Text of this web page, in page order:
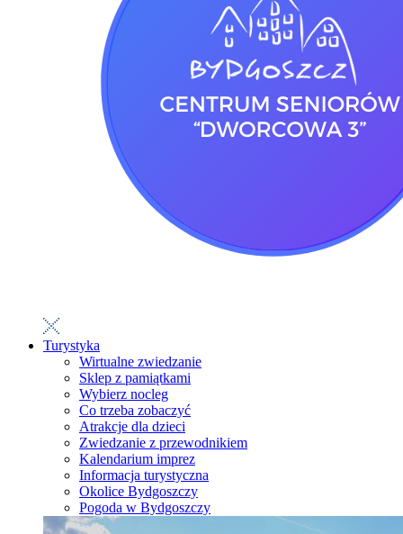
Turystyka
Wirtualne zwiedzanie
Sklep z pamiątkami
Wybierz nocleg
Co trzeba zobaczyć
Atrakcje dla dzieci
Zwiedzanie z przewodnikiem
Kalendarium imprez
Informacja turystyczna
Okolice Bydgoszczy
Pogoda w Bydgoszczy